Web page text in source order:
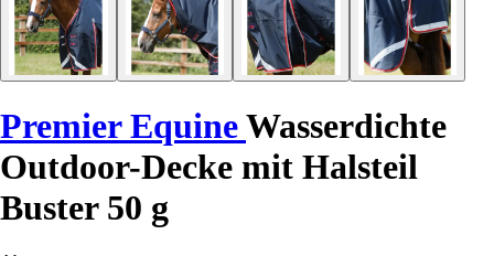
Premier EquineWasserdichte
Outdoor-Decke mit Halsteil
Buster 50 g